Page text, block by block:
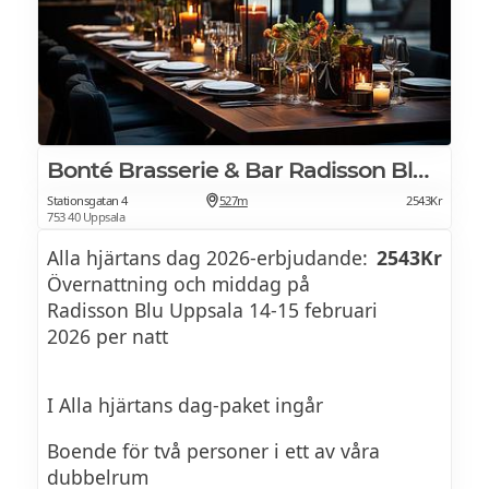
Bonté Brasserie & Bar Radisson Blu Uppsala
Stationsgatan 4
753 40 Uppsala
527m 2543Kr
Alla hjärtans dag 2026-erbjudande:
Övernattning och middag på
Radisson Blu Uppsala 14-15 februari
2026 per natt
2543Kr
I Alla hjärtans dag-paket ingår
Boende för två personer i ett av våra
dubbelrum